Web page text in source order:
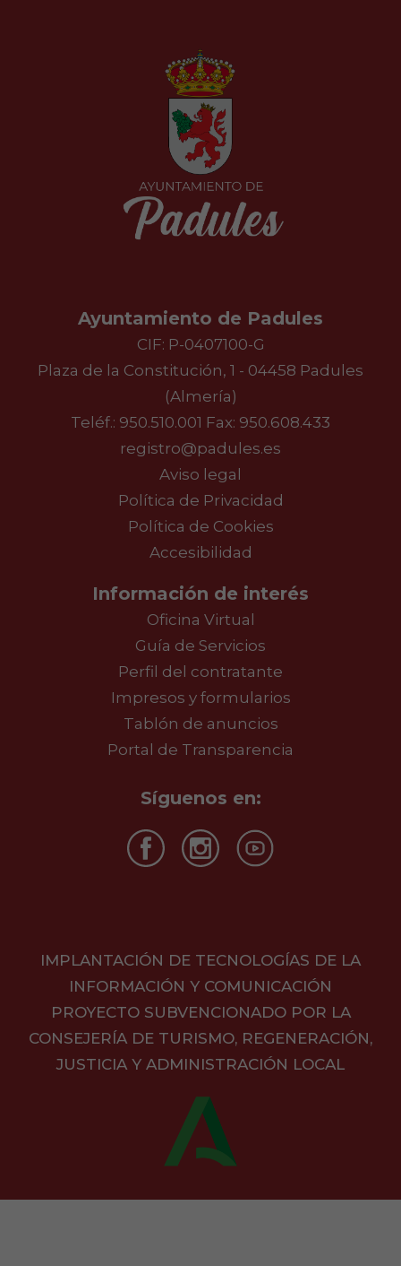
Ayuntamiento de Padules
CIF: P-0407100-G
Plaza de la Constitución, 1 - 04458 Padules
(Almería)
Teléf.: 950.510.001 Fax: 950.608.433
registro@padules.es
Aviso legal
Política de Privacidad
Política de Cookies
Accesibilidad
Información de interés
Oficina Virtual
Guía de Servicios
Perfil del contratante
Impresos y formularios
Tablón de anuncios
Portal de Transparencia
Síguenos en:
IMPLANTACIÓN DE TECNOLOGÍAS DE LA
INFORMACIÓN Y COMUNICACIÓN
PROYECTO SUBVENCIONADO POR LA
CONSEJERÍA DE TURISMO, REGENERACIÓN,
JUSTICIA Y ADMINISTRACIÓN LOCAL